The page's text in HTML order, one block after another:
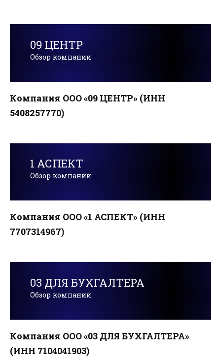
09 ЦЕНТР
Обзор компании
Компания ООО «09 ЦЕНТР» (ИНН
5408257770)
1 АСПЕКТ
Обзор компании
Компания ООО «1 АСПЕКТ» (ИНН
7707314967)
03 ДЛЯ БУХГАЛТЕРА
Обзор компании
Компания ООО «03 ДЛЯ БУХГАЛТЕРА»
(ИНН 7104041903)